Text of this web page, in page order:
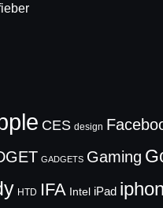
CES design
GADGETS Gaming
HTD IFA Intel iPad